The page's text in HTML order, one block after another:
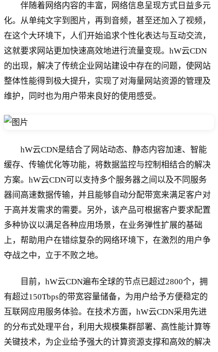
伴随着网络内容的丰富，网络信息呈现方式日益多元
化。从单纯文字到图片，再到音频，甚至还加入了视频，
在这个大环境下，人们开始追求个性化表达与互动交流，
这就要求网站更加快速高效地进行流量变现。hW云CDN
的出现，解决了传统企业网站建设中存在的问题，使网站
整体性能得到极大提升，实现了对海量网站资源的管理及
维护，同时也为用户带来良好的使用感受。
hW云CDN是结合了网站动态、静态内容加速、智能
缓存、传输优化等功能，将数据监控与控制相结合的解决
方案。hW云CDN可以支持多个服务器之间以及不同服务
器间高速数据传输，并且能够自动分配带宽来满足客户对
于高并发需求的需要。另外，该产品可根据客户要求配置
多种协议以满足各种应用场景，在业务弹性扩展的基础
上，帮助用户在错综复杂的网络环境下，在激烈的用户争
夺战之中，立于不败之地。
目前，hW云CDN遍布全球的节点已超过2800个，拥
有超过150Tbps的带宽容量储备，为用户给予方便稳定的
互联网应用服务体验。在技术方面，hW云CDN采用先进
的分布式处理平台，利用大规模集群部署、高性能计算等
关键技术，为企业给予强大的计算资源支撑和高效的解决